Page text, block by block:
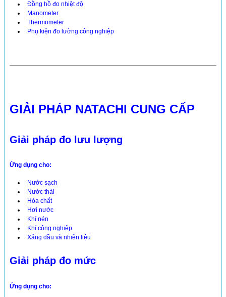
Đồng hồ đo nhiệt độ
Manometer
Thermometer
Phụ kiện đo lường công nghiệp
GIẢI PHÁP NATACHI CUNG CẤP
Giải pháp đo lưu lượng
Ứng dụng cho:
Nước sạch
Nước thải
Hóa chất
Hơi nước
Khí nén
Khí công nghiệp
Xăng dầu và nhiên liệu
Giải pháp đo mức
Ứng dụng cho: